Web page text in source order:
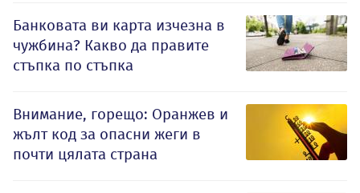
Банковата ви карта изчезна в
чужбина? Какво да правите
стъпка по стъпка
Внимание, горещо: Оранжев и
жълт код за опасни жеги в
почти цялата страна